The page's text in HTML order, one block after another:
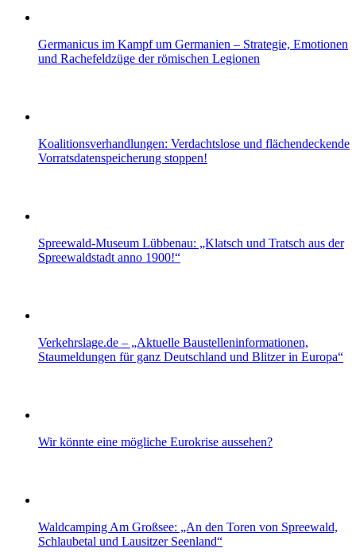
Germanicus im Kampf um Germanien – Strategie, Emotionen
und Rachefeldzüge der römischen Legionen
Koalitionsverhandlungen: Verdachtslose und flächendeckende
Vorratsdatenspeicherung stoppen!
Spreewald-Museum Lübbenau: „Klatsch und Tratsch aus der
Spreewaldstadt anno 1900!“
Verkehrslage.de – „Aktuelle Baustelleninformationen,
Staumeldungen für ganz Deutschland und Blitzer in Europa“
Wir könnte eine mögliche Eurokrise aussehen?
Waldcamping Am Großsee: „An den Toren von Spreewald,
Schlaubetal und Lausitzer Seenland“